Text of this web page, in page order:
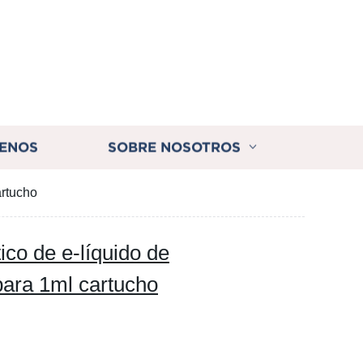
SOBRE NOSOTROS
de e-líquido de
1ml cartucho